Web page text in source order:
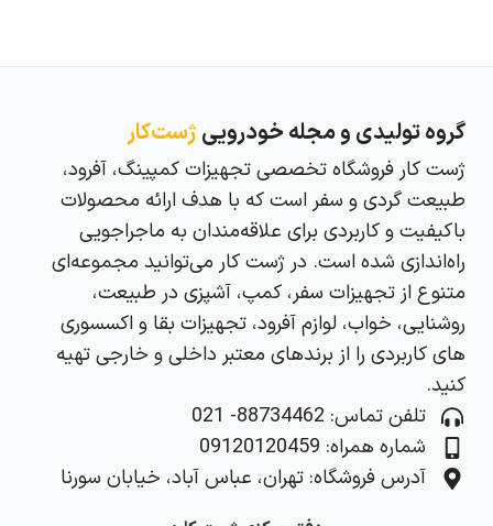
گروه تولیدی و مجله خودرویی ژست‌کار
ژست کار فروشگاه تخصصی تجهیزات کمپینگ، آفرود،
طبیعت‌ گردی و سفر است که با هدف ارائه محصولات
باکیفیت و کاربردی برای علاقه‌مندان به ماجراجویی
راه‌اندازی شده است. در ژست کار می‌توانید مجموعه‌ای
متنوع از تجهیزات سفر، کمپ، آشپزی در طبیعت،
روشنایی، خواب، لوازم آفرود، تجهیزات بقا و اکسسوری‌
های کاربردی را از برندهای معتبر داخلی و خارجی تهیه
کنید.
تلفن تماس: 88734462- 021
شماره همراه: 09120120459
آدرس فروشگاه: تهران، عباس آباد، خیابان سورنا